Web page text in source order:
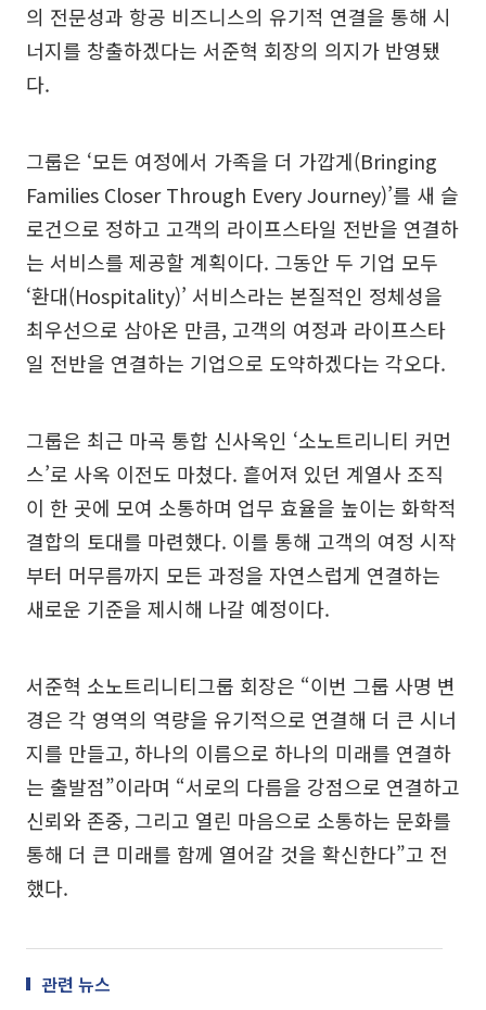
의 전문성과 항공 비즈니스의 유기적 연결을 통해 시
너지를 창출하겠다는 서준혁 회장의 의지가 반영됐
다.
그룹은 ‘모든 여정에서 가족을 더 가깝게(Bringing
Families Closer Through Every Journey)’를 새 슬
로건으로 정하고 고객의 라이프스타일 전반을 연결하
는 서비스를 제공할 계획이다. 그동안 두 기업 모두
‘환대(Hospitality)’ 서비스라는 본질적인 정체성을
최우선으로 삼아온 만큼, 고객의 여정과 라이프스타
일 전반을 연결하는 기업으로 도약하겠다는 각오다.
그룹은 최근 마곡 통합 신사옥인 ‘소노트리니티 커먼
스’로 사옥 이전도 마쳤다. 흩어져 있던 계열사 조직
이 한 곳에 모여 소통하며 업무 효율을 높이는 화학적
결합의 토대를 마련했다. 이를 통해 고객의 여정 시작
부터 머무름까지 모든 과정을 자연스럽게 연결하는
새로운 기준을 제시해 나갈 예정이다.
서준혁 소노트리니티그룹 회장은 “이번 그룹 사명 변
경은 각 영역의 역량을 유기적으로 연결해 더 큰 시너
지를 만들고, 하나의 이름으로 하나의 미래를 연결하
는 출발점”이라며 “서로의 다름을 강점으로 연결하고
신뢰와 존중, 그리고 열린 마음으로 소통하는 문화를
통해 더 큰 미래를 함께 열어갈 것을 확신한다”고 전
했다.
관련 뉴스